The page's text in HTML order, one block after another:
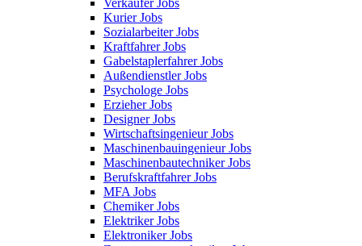
Verkäufer Jobs
Kurier Jobs
Sozialarbeiter Jobs
Kraftfahrer Jobs
Gabelstaplerfahrer Jobs
Außendienstler Jobs
Psychologe Jobs
Erzieher Jobs
Designer Jobs
Wirtschaftsingenieur Jobs
Maschinenbauingenieur Jobs
Maschinenbautechniker Jobs
Berufskraftfahrer Jobs
MFA Jobs
Chemiker Jobs
Elektriker Jobs
Elektroniker Jobs